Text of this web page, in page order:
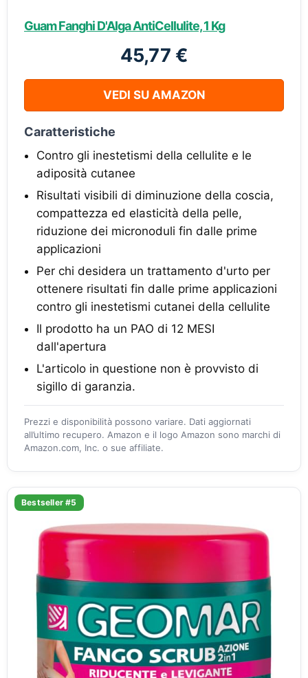
Guam Fanghi D'Alga AntiCellulite, 1 Kg
45,77 €
VEDI SU AMAZON
Caratteristiche
Contro gli inestetismi della cellulite e le
adiposità cutanee
Risultati visibili di diminuzione della coscia,
compattezza ed elasticità della pelle,
riduzione dei micronoduli fin dalle prime
applicazioni
Per chi desidera un trattamento d'urto per
ottenere risultati fin dalle prime applicazioni
contro gli inestetismi cutanei della cellulite
Il prodotto ha un PAO di 12 MESI
dall'apertura
L'articolo in questione non è provvisto di
sigillo di garanzia.
Prezzi e disponibilità possono variare. Dati aggiornati
all’ultimo recupero. Amazon e il logo Amazon sono marchi di
Amazon.com, Inc. o sue affiliate.
Bestseller #5